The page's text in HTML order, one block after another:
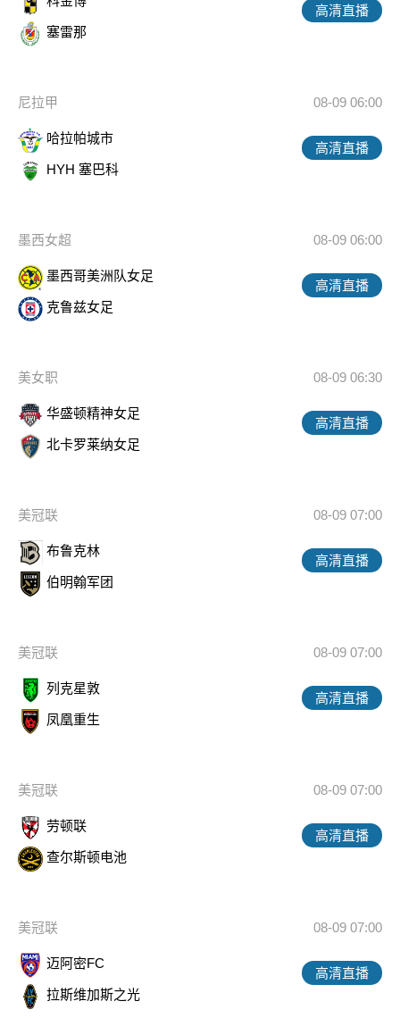
塞雷那
高清直播
尼拉甲 08-09 06:00
哈拉帕城市
HYH 塞巴科
高清直播
墨西女超 08-09 06:00
墨西哥美洲队女足
克鲁兹女足
高清直播
美女职 08-09 06:30
华盛顿精神女足
北卡罗莱纳女足
高清直播
美冠联 08-09 07:00
布鲁克林
伯明翰军团
高清直播
美冠联 08-09 07:00
列克星敦
凤凰重生
高清直播
美冠联 08-09 07:00
劳顿联
查尔斯顿电池
高清直播
美冠联 08-09 07:00
迈阿密FC
拉斯维加斯之光
高清直播